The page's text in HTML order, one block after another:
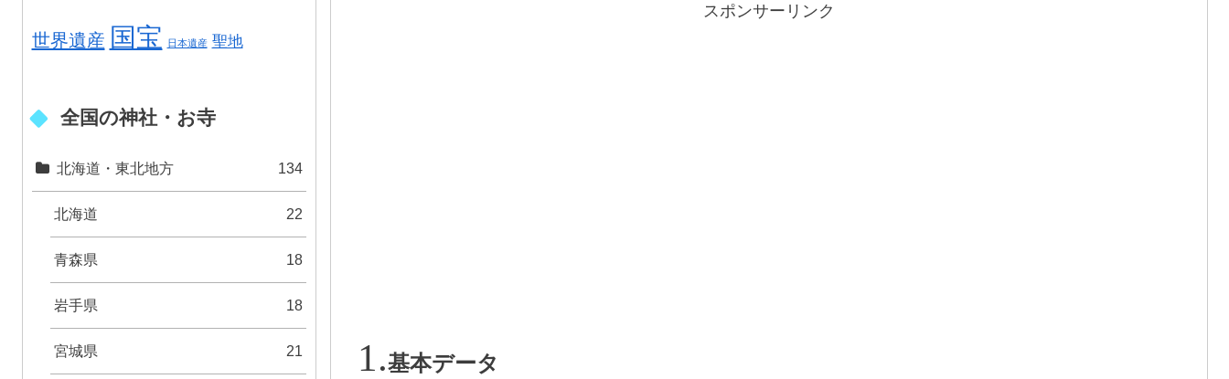
スポンサーリンク
基本データ
世界遺産 国宝 日本遺産 聖地
全国の神社・お寺
北海道・東北地方 134
北海道 22
青森県 18
岩手県 18
宮城県 21